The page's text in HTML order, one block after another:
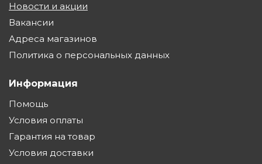
Новости и акции
Вакансии
Адреса магазинов
Политика о персональных данных
Информация
Помощь
Условия оплаты
Гарантия на товар
Условия доставки